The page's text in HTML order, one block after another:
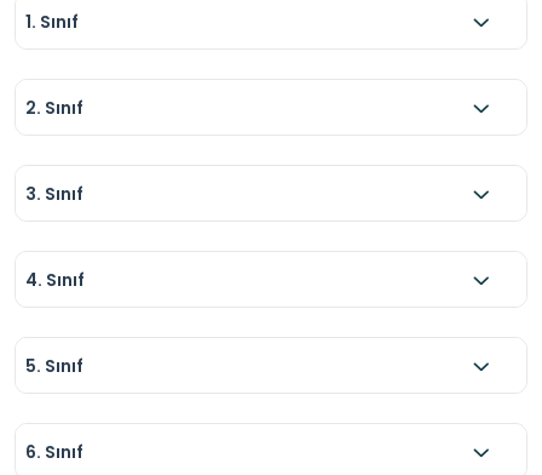
Temizlik: Parkın genel temizliğine özen
gösterilmesi ve ortak kullanım alanlarının temiz
bırakılması beklenir.
1. Sınıf
2. Sınıf
3. Sınıf
4. Sınıf
5. Sınıf
6. Sınıf